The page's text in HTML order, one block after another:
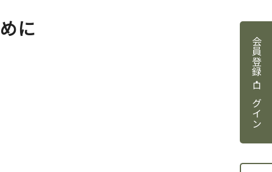
会員登録・ログイン
に